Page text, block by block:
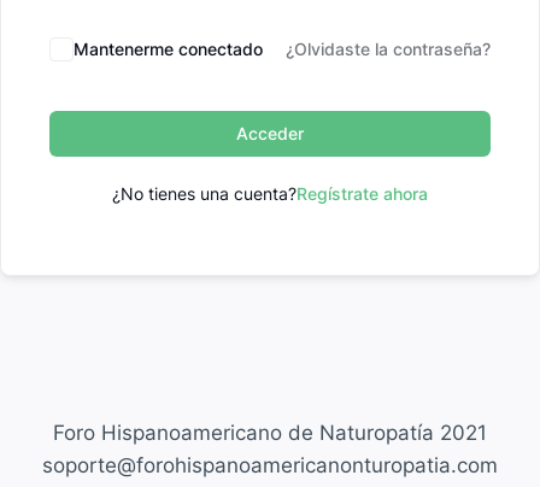
Mantenerme conectado ¿Olvidaste la contraseña?
Acceder
¿No tienes una cuenta?Regístrate ahora
Foro Hispanoamericano de Naturopatía 2021
soporte@forohispanoamericanonturopatia.com